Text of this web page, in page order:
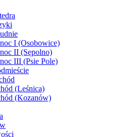
I (Osobowice)
II (Sępolno)
III (Psie Pole)
(Leśnica)
(Kozanów)